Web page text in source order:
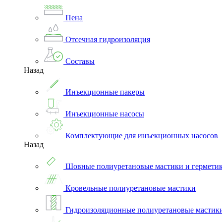
Пена
Отсечная гидроизоляция
Составы
Назад
Инъекционные пакеры
Инъекционные насосы
Комплектующие для инъекционных насосов
Назад
Шовные полиуретановые мастики и
Кровельные полиуретановые мастики
Гидроизоляционные полиуретановые